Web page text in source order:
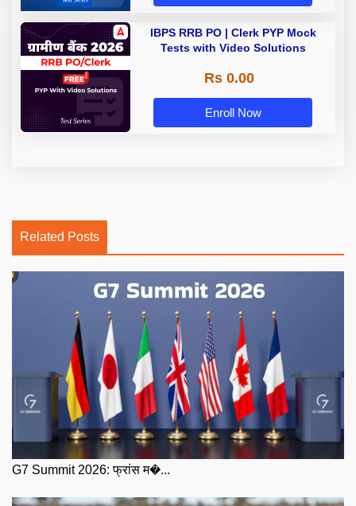
IBPS RRB PO | Clerk PYP Mock
Tests with Video Solutions
Rs 0.00
Enroll Now
Related Posts
G7 Summit 2026: फ्रांस म�...